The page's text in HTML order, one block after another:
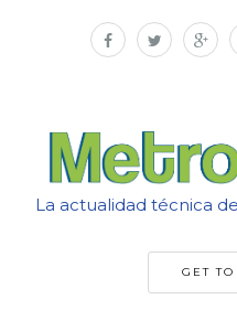
La actualidad técnica
GET